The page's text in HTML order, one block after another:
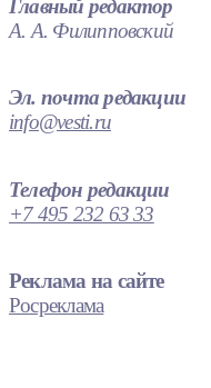
Главный редактор
А. А. Филипповский
Эл. почта редакции
info@vesti.ru
Телефон редакции
+7 495 232 63 33
Реклама на сайте
Росреклама